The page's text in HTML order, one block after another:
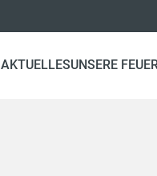
AKTUELLESUNSERE